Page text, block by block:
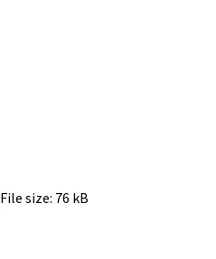
File size: 76 kB